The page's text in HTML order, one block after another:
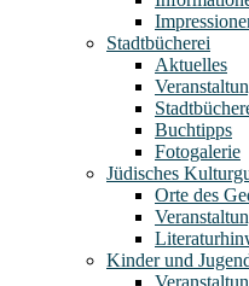
Stadtbücherei
Aktuelles
Buchtipps
Fotogalerie
Jüdisches
Orte des
Kinder und